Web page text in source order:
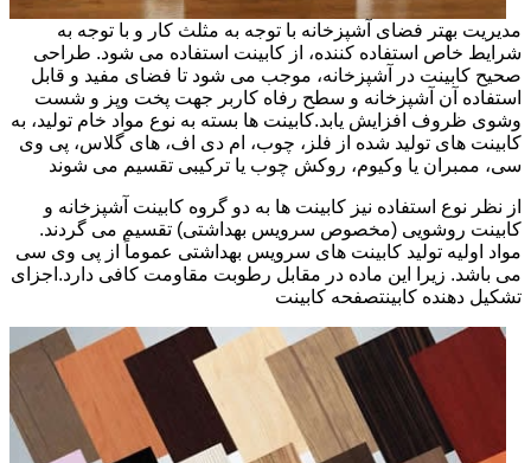
مدیریت بهتر فضای آشپزخانه با توجه به مثلث کار و با توجه به
شرایط خاص استفاده کننده، از کابینت استفاده می شود. طراحی
صحیح کابینت در آشپزخانه، موجب می شود تا فضای مفید و قابل
استفاده آن آشپزخانه و سطح رفاه کاربر جهت پخت وپز و شست
وشوی ظروف افزایش یابد.کابینت ها بسته به نوع مواد خام تولید، به
کابینت های تولید شده از فلز، چوب، ام دی اف، های گلاس، پی وی
سی، ممبران یا وکیوم، روکش چوب یا ترکیبی تقسیم می شوند
از نظر نوع استفاده نیز کابینت ها به دو گروه کابینت آشپزخانه و
کابینت روشویی (مخصوص سرویس بهداشتی) تقسیم می گردند.
مواد اولیه تولید کابینت های سرویس بهداشتی عموماً از پی وی سی
می باشد. زیرا این ماده در مقابل رطوبت مقاومت کافی دارد.اجزای
تشکیل دهنده کابینتصفحه کابینت